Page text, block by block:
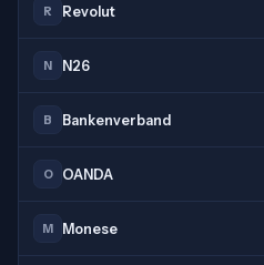
R Revolut
N N26
B Bankenverband
O OANDA
M Monese